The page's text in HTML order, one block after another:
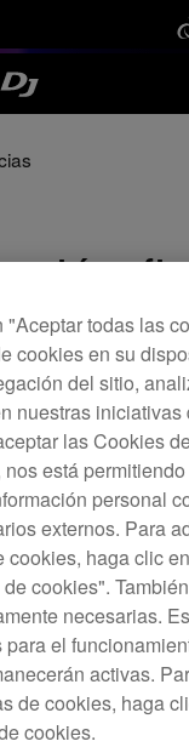
el nuevo
incluye
menores.
ver.
"Aceptar todas las
cookies en su
del sitio,
nuestras iniciativas
las Cookies
está
personal
externos. Para
cookies, haga clic en
cookies".
necesarias.
el
activas.
de cookies, haga
cookies.